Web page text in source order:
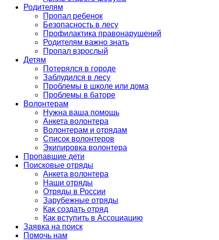
Родителям
Пропал ребенок
Безопасность в лесу
Профилактика правонарушений
Родителям важно знать
Пропал взрослый
Детям
Потерялся в городе
Заблудился в лесу
Проблемы в школе или дома
Проблемы в баторе
Волонтерам
Нужна ваша помощь
Анкета волонтера
Волонтерам и отрядам
Список волонтеров
Экипировка волонтера
Пропавшие дети
Поисковые отряды
Анкета волонтера
Наши отряды
Отряды в России
Зарубежные отряды
Как создать отряд
Как вступить в Ассоциацию
Заявка на поиск
Помочь нам